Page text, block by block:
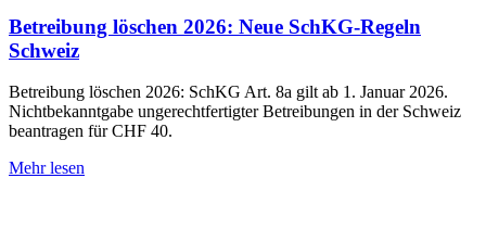
Betreibung löschen 2026: Neue SchKG-Regeln
Schweiz
Betreibung löschen 2026: SchKG Art. 8a gilt ab 1. Januar 2026.
Nichtbekanntgabe ungerechtfertigter Betreibungen in der Schweiz
beantragen für CHF 40.
Mehr lesen